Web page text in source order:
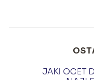
JAKI OCET